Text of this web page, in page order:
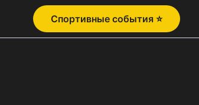
Спортивные события ⭐